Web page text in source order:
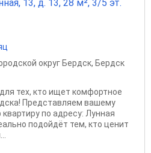
13, д. 13, 28 м², 3/5 эт.
округ Бердск, Бердск
тех, кто ищет комфортное
Представляем вашему
по адресу: Лунная
подойдёт тем, кто ценит